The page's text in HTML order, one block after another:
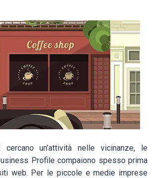
un’attività nelle vicinanze, le
Profile compaiono spesso prima
web. Per le piccole e medie imprese